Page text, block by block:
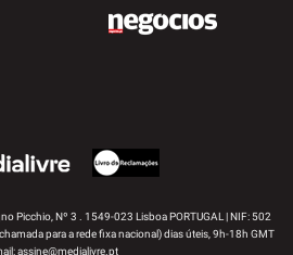
Picchio, Nº 3 . 1549-023 Lisboa PORTUGAL | NIF: 502
para a rede fixa nacional) dias úteis, 9h-18h GMT
assine@medialivre.pt